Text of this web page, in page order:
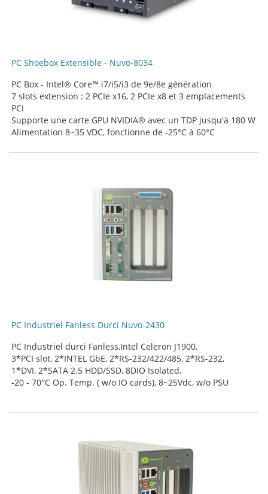
PC Shoebox Extensible - Nuvo-8034
PC Box - Intel® Core™ i7/i5/i3 de 9e/8e génération
7 slots extension : 2 PCIe x16, 2 PCIe x8 et 3 emplacements
PCI
Supporte une carte GPU NVIDIA® avec un TDP jusqu'à 180 W
Alimentation 8~35 VDC, fonctionne de -25°C à 60°C
PC Industriel Fanless Durci Nuvo-2430
PC Industriel durci Fanless,Intel Celeron J1900,
3*PCI slot, 2*INTEL GbE, 2*RS-232/422/485, 2*RS-232,
1*DVI, 2*SATA 2.5 HDD/SSD, 8DIO Isolated,
-20 - 70°C Op. Temp. ( w/o IO cards), 8~25Vdc, w/o PSU